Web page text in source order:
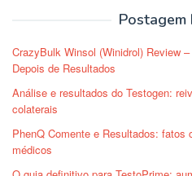
Postagem
CrazyBulk Winsol (Winidrol) Review
Depois de Resultados
Análise e resultados do Testogen:
colaterais
PhenQ Comente e Resultados:
médicos